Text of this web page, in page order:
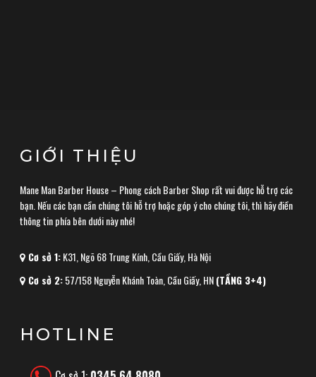
GIỚI THIỆU
Mane Man Barber House – Phong cách Barber Shop rất vui được hỗ trợ các
bạn. Nếu các bạn cần chúng tôi hỗ trợ hoặc góp ý cho chúng tôi, thì hãy điền
thông tin phía bên dưới này nhé!
Cơ sở 1:K31, Ngõ 68 Trung Kính, Cầu Giấy, Hà Nội
Cơ sở 2:57/158 Nguyễn Khánh Toàn, Cầu Giấy, HN(TẦNG 3+4)
HOTLINE